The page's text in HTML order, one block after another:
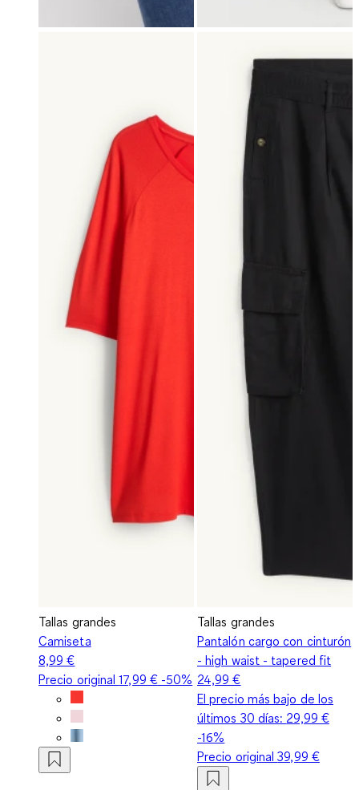
Tallas grandes
Camiseta
8,99 €
Precio original17,99 €-50%
Tallas grandes
Pantalón cargo con cinturón
- high waist - tapered fit
24,99 €
El precio más bajo de los
últimos 30 días: 29,99 €
-16%
Precio original39,99 €